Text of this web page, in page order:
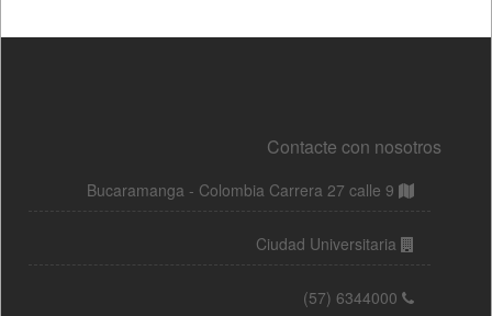
Contacte con nosotros
Bucaramanga - Colombia Carrera 27 calle 9
Ciudad Universitaria
(57) 6344000